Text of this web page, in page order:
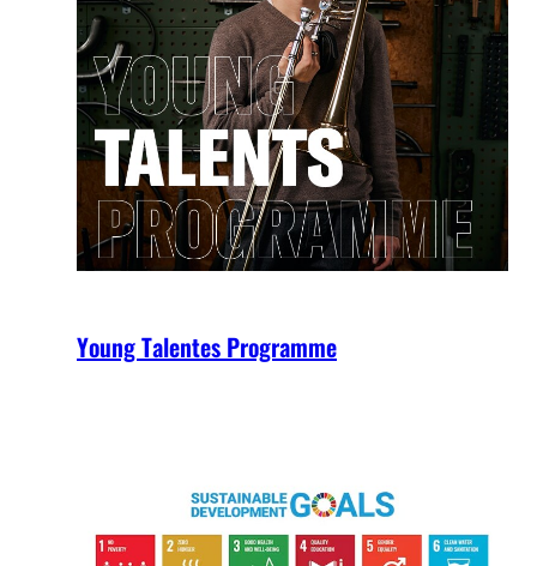
Young Talentes Programme